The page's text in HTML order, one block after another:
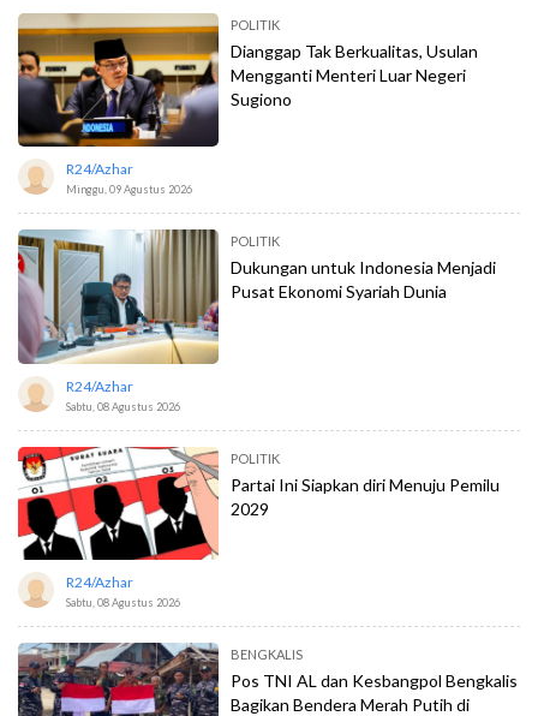
POLITIK
Dianggap Tak Berkualitas, Usulan
Mengganti Menteri Luar Negeri
Sugiono
R24/azhar
Minggu, 09 Agustus 2026
POLITIK
Dukungan untuk Indonesia Menjadi
Pusat Ekonomi Syariah Dunia
R24/azhar
Sabtu, 08 Agustus 2026
POLITIK
Partai Ini Siapkan diri Menuju Pemilu
2029
R24/azhar
Sabtu, 08 Agustus 2026
BENGKALIS
Pos TNI AL dan Kesbangpol Bengkalis
Bagikan Bendera Merah Putih di